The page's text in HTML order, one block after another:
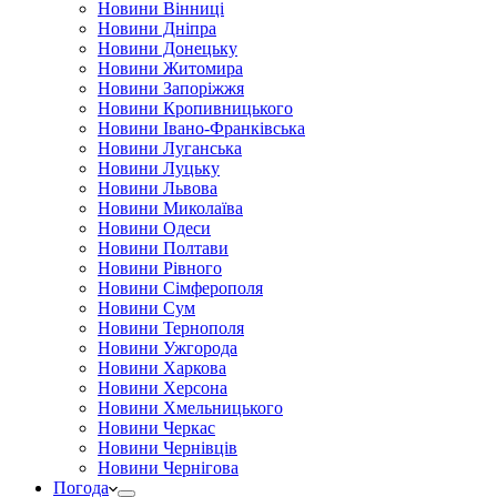
Новини Вінниці
Новини Дніпра
Новини Донецьку
Новини Житомира
Новини Запоріжжя
Новини Кропивницького
Новини Івано-Франківська
Новини Луганська
Новини Луцьку
Новини Львова
Новини Миколаїва
Новини Одеси
Новини Полтави
Новини Рівного
Новини Сімферополя
Новини Сум
Новини Тернополя
Новини Ужгорода
Новини Харкова
Новини Херсона
Новини Хмельницького
Новини Черкас
Новини Чернівців
Новини Чернігова
Погода